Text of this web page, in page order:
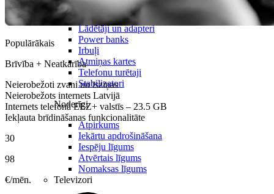
Vāciņi un maciņi
Aizsargstikli
Lādētāji un adapteri
Power banks
Irbuļi
Atmiņas kartes
Telefonu turētaji
Stabilizatori
Noderīgi
Atpirkums
Iekārtu apdrošināšana
Iespēju līgums
Atvērtais līgums
Nomaksas līgums
Televizori
Populārākais
Brīvība + Neatkarība
Neierobežoti zvani un īsziņas
Neierobežots internets Latvijā
Internets telefonā EEZ+ valstīs – 23.5 GB
Iekļauta brīdināšanas funkcionalitāte
30
98
€/mēn.